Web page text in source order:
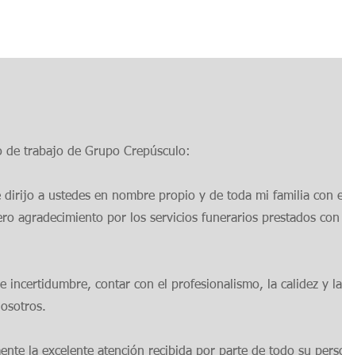
de trabajo de Grupo Crepúsculo:
dirijo a ustedes en nombre propio y de toda mi familia con
agradecimiento por los servicios funerarios prestados
incertidumbre, contar con el profesionalismo, la calidez y
la excelente atención recibida por parte de todo su